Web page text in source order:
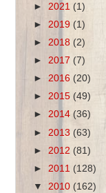
► 2021 (1)
► 2019 (1)
► 2018 (2)
► 2017 (7)
► 2016 (20)
► 2015 (49)
► 2014 (36)
► 2013 (63)
► 2012 (81)
► 2011 (128)
▼ 2010 (162)